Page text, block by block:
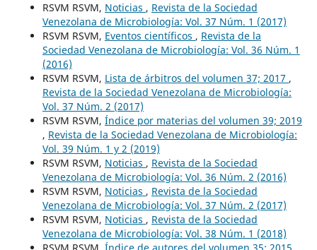
RSVM RSVM, Noticias , Revista de la Sociedad
Venezolana de Microbiología: Vol. 37 Núm. 1 (2017)
RSVM RSVM, Eventos científicos , Revista de la
Sociedad Venezolana de Microbiología: Vol. 36 Núm. 1
(2016)
RSVM RSVM, Lista de árbitros del volumen 37; 2017 ,
Revista de la Sociedad Venezolana de Microbiología:
Vol. 37 Núm. 2 (2017)
RSVM RSVM, Índice por materias del volumen 39; 2019
, Revista de la Sociedad Venezolana de Microbiología:
Vol. 39 Núm. 1 y 2 (2019)
RSVM RSVM, Noticias , Revista de la Sociedad
Venezolana de Microbiología: Vol. 36 Núm. 2 (2016)
RSVM RSVM, Noticias , Revista de la Sociedad
Venezolana de Microbiología: Vol. 37 Núm. 2 (2017)
RSVM RSVM, Noticias , Revista de la Sociedad
Venezolana de Microbiología: Vol. 38 Núm. 1 (2018)